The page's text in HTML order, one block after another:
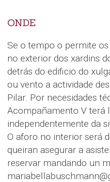
ONDE
Se o tempo o permite
no exterior dos xardins
detrás do edificio do
ou vento a actividade
Pilar. Por necesidades
Acompañamento V terá
independentemente da
O aforo no interior será
queiran asegurar a
reservar mandando un